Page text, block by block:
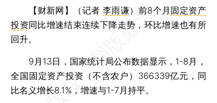
【财新网】（记者李雨谦） 前8个月 固定资产
投资同比增速结束连续下降走势，环比增速也有所
回升。
9月13日，国家统计局公布数据显示，1-8月，
全国固定资产投资（不含农户）366339亿元，同
比名义增长8.1%，增速与1-7月持平。